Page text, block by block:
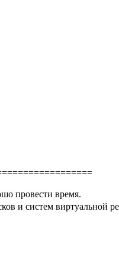
провести время.
и систем виртуальной